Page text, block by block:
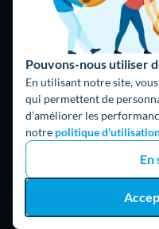
Pouvons-nous utiliser
En utilisant notre site,
qui permettent de
d’améliorer les
notre politique
En